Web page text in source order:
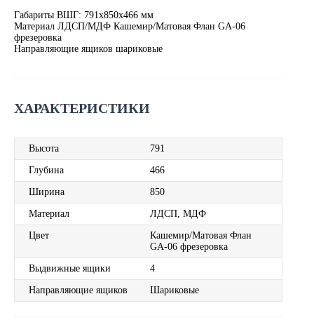
Габариты ВШГ: 791х850х466 мм
Материал ЛДСП/МДФ Кашемир/Матовая Флан GA-06
фрезеровка
Направляющие ящиков шариковые
ХАРАКТЕРИСТИКИ
Высота 791
Глубина 466
Ширина 850
Материал ЛДСП, МДФ
Цвет
Кашемир/Матовая Флан
GA-06 фрезеровка
Выдвижные ящики 4
Направляющие ящиков Шариковые